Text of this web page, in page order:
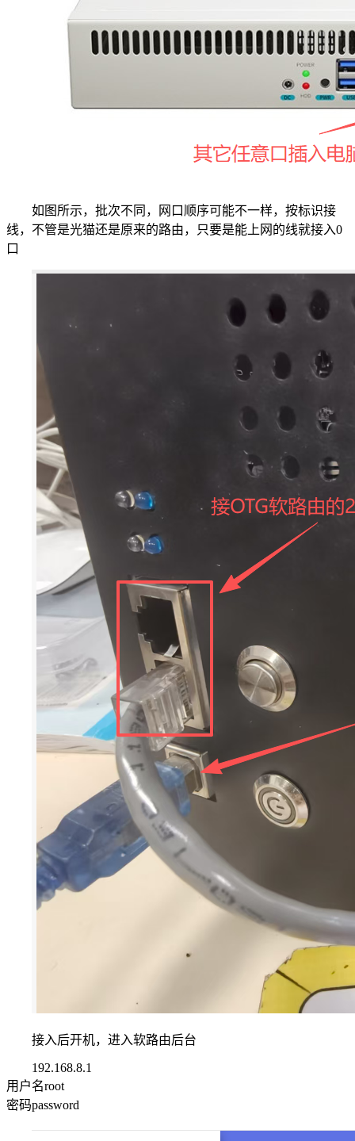
如图所示，批次不同，网口顺序可能不一样，按标识接
线，不管是光猫还是原来的路由，只要是能上网的线就接入0
口
接入后开机，进入软路由后台
192.168.8.1
用户名root
密码password